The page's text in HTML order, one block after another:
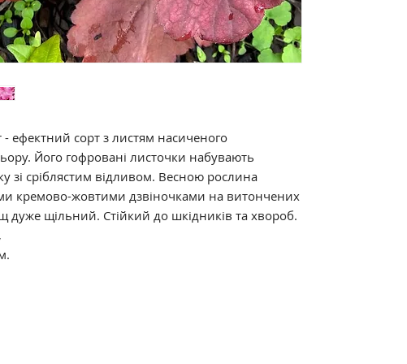
- ефектний сорт з листям насиченого
Його гофровані листочки набувають
зі сріблястим відливом. Весною рослина
кремово-жовтими дзвіночками на витончених
дуже щільний. Стійкий до шкідників та хвороб.